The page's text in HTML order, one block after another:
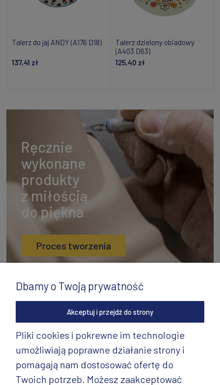
Talerz do jaj ANDY (A176 D18)
137,41 zł
Talerz dzielony obiadowy
(A403 D63)
125,40 zł
Ręcznie
wykonane
produkty
z miłością
do piękna
Proces tworzenia
INFORMACJE
Dbamy o Twoją prywatność
Akceptuj i przejdź do strony
Pliki cookies i pokrewne im technologie
umożliwiają poprawne działanie strony i
pomagają nam dostosować ofertę do
Twoich potrzeb. Możesz zaakceptować